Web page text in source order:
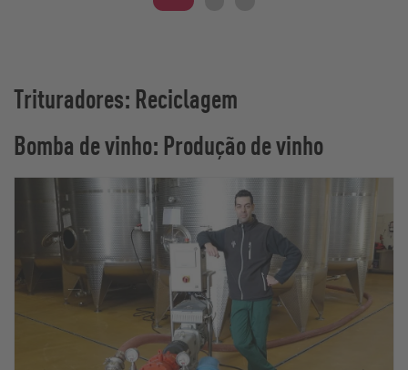
Trituradores: Reciclagem
Bomba de vinho: Produção de vinho